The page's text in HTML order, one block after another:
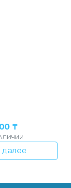
₸
далее